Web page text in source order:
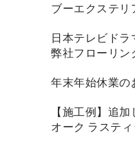
ブーエクステリ
日本テレビドラ
弊社フローリン
年末年始休業の
【施工例】追
オーク ラステ